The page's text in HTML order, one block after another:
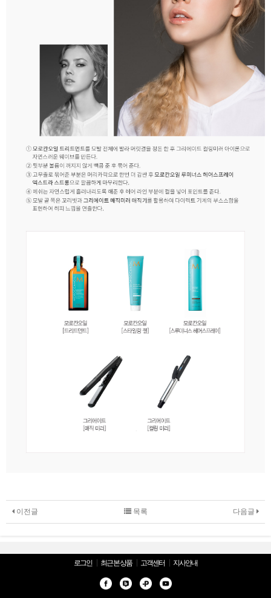
이전글 다음글
목록
로그인 최근 본 상품 고객센터 지사안내